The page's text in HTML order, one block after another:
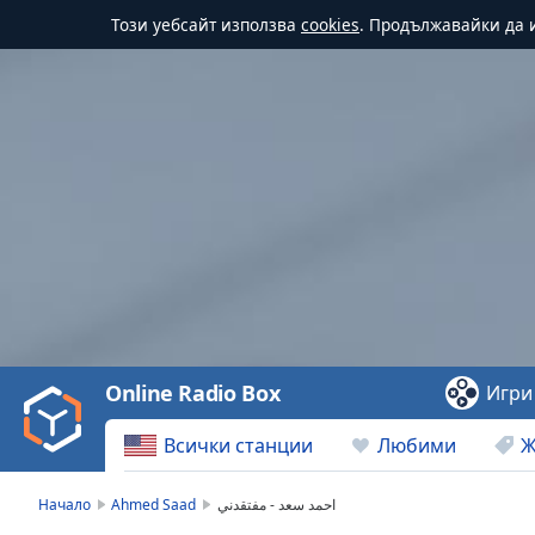
Този уебсайт използва cookies. Продължавайки да
Video
Play
Backward
Skip
Всички станции Любими
Online Radio Box Игри
Начало Ahmed Saad احمد سعد - مفتقدني